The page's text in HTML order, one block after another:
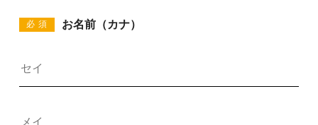
必須 お名前（カナ）